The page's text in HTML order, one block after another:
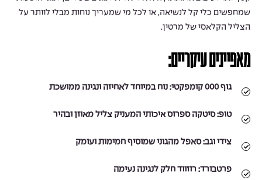
שמחפשים כלי קל לנשיאה, או לכל מי שמעריך נוחות מבלי לוותר על
הצליל הקלאסי של מרטין.
מאפיינים עיקריים:
גוף 000 קומפקטי: נוח במיוחד לאחיזה ונגינה ממושכת
טופ:סיטקה ספרוס איכותי המעניק צליל מאוזן ובהיר
צידי וגב:סאפל מהגוני שמוסיף חמימות ועומק
פרטבורד: רוזווד חלק לנגינה נעימה